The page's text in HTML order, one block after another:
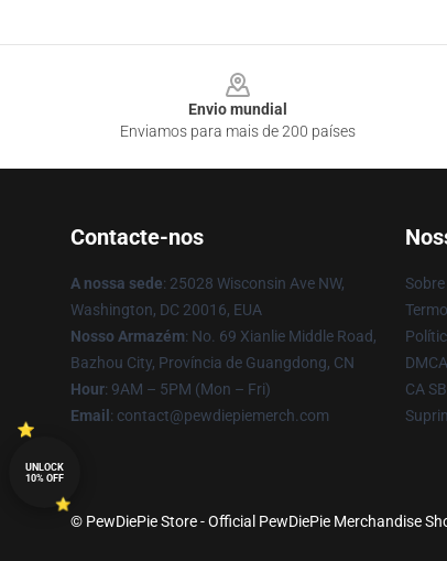
Envio mundial
Enviamos para mais de 200 países
Contacte-nos
A nossa sede: 25028 Wisconsin Ave NW,
Washington, DC 20016, EUA
Nosso Armazém: No. 69 Xianlie Middle Road,
Bazhou City, Província de Guangdong, CN
Hour: 9AM – 5PM (Mon – Fri)
Email : contact@pewdiepiemerch.com
CA
© PewDiePie Store - Official PewDiePie Merchandise
UNLOCK
10% OFF